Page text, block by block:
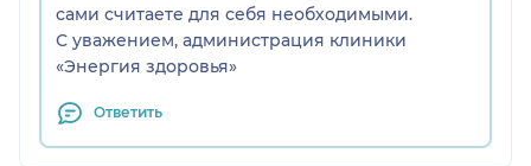
сами считаете для себя необходимыми.
С уважением, администрация клиники
«Энергия здоровья»
Ответить